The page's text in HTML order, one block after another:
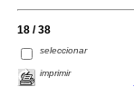
18 / 38
seleccionar
imprimir